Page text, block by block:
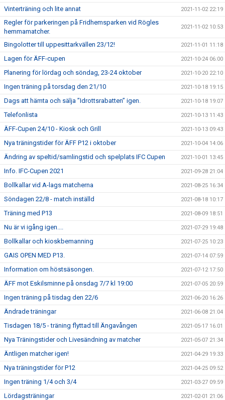
Vinterträning och lite annat 2021-11-02 22:19
Regler för parkeringen på Fridhemsparken vid Rögles
hemmamatcher.
2021-11-02 10:53
Bingolotter till uppesittarkvällen 23/12! 2021-11-01 11:18
Lagen för ÄFF-cupen 2021-10-24 06:00
Planering för lördag och söndag, 23-24 oktober 2021-10-20 22:10
Ingen träning på torsdag den 21/10 2021-10-18 19:15
Dags att hämta och sälja ”Idrottsrabatten” igen. 2021-10-18 19:07
Telefonlista 2021-10-13 11:43
ÄFF-Cupen 24/10 - Kiosk och Grill 2021-10-13 09:43
Nya träningstider för ÄFF P12 i oktober 2021-10-04 14:06
Ändring av speltid/samlingstid och spelplats IFC Cupen 2021-10-01 13:45
Info. IFC-Cupen 2021 2021-09-28 21:04
Bollkallar vid A-lags matcherna 2021-08-25 16:34
Söndagen 22/8 - match inställd 2021-08-18 10:17
Träning med P13 2021-08-09 18:51
Nu är vi igång igen.... 2021-07-29 19:48
Bollkallar och kioskbemanning 2021-07-25 10:23
GAIS OPEN MED P13. 2021-07-14 07:59
Information om höstsäsongen. 2021-07-12 17:50
ÄFF mot Eskilsminne på onsdag 7/7 kl 19:00 2021-07-05 20:59
Ingen träning på tisdag den 22/6 2021-06-20 16:26
Ändrade träningar 2021-06-08 21:04
Tisdagen 18/5 - träning flyttad till Ängavången 2021-05-17 16:01
Nya Träningstider och Livesändning av matcher 2021-05-07 21:34
Äntligen matcher igen! 2021-04-29 19:33
Nya träningstider för P12 2021-04-25 09:52
Ingen träning 1/4 och 3/4 2021-03-27 09:59
Lördagsträningar 2021-02-01 21:06